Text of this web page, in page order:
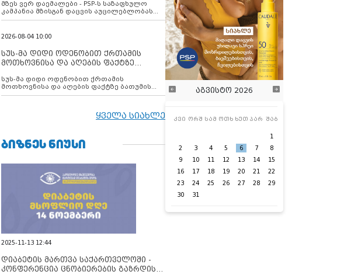
მზეს ვერ დაემალები - PSP-ს საზაფხულო
კამპანია მზისგან დაცვის აუცილებლობას
გვახსენებს
2026-08-04 10:00
სუს-მა დიდი ოდენობით ქრთამის
მოთხოვნისა და აღების ფაქტზე
დააკავა
სუს-მა დიდი ოდენობით ქრთამის
მოთხოვნისა და აღების ფაქტზე ბათუმის
მერიის თანამშრომელი დააკავა
ყველა სიახლე
ᲑᲘᲖᲜᲔᲡ ᲜᲘᲣᲡᲘ
2025-11-13 12:44
დიაბეტის მართვა საქართველოში -
კონფერენცია ცნობიერების გაზრდისა
აგვისტო 2026
კვი ორშ სამ ოთხ ხუთ პარ შაბ
1
2
3 4 5 6 7
8
9
10 11 12 13 14
15
16
17 18 19 20 21
22
23
24 25 26 27 28
29
30
31